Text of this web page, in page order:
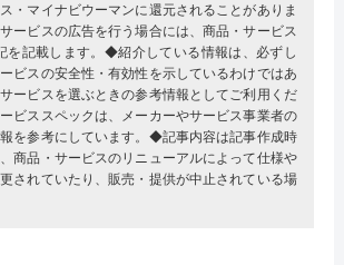
・マイナビウーマンに還元されることがありま
ービスの広告を行う場合には、商品・サービス
を記載します。◆紹介している情報は、必ずし
ビスの安全性・有効性を示しているわけではあ
ービスを選ぶときの参考情報としてご利用くだ
ビススペックは、メーカーやサービス事業者の
を参考にしています。◆記事内容は記事作成時
商品・サービスのリニューアルによって仕様や
されていたり、販売・提供が中止されている場